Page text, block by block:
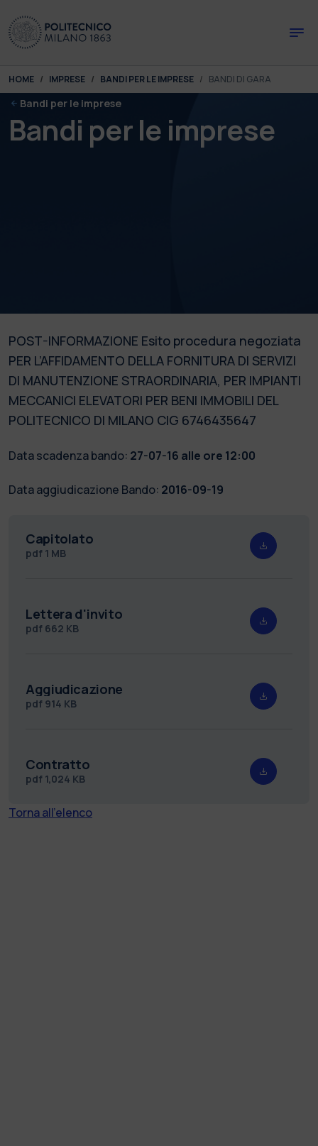
You are here:
HOME IMPRESE BANDI PER LE IMPRESE BANDI DI GARA
Bandi per le imprese
Bandi per le imprese
POST-INFORMAZIONE Esito procedura negoziata
PER L’AFFIDAMENTO DELLA FORNITURA DI SERVIZI
DI MANUTENZIONE STRAORDINARIA, PER IMPIANTI
MECCANICI ELEVATORI PER BENI IMMOBILI DEL
POLITECNICO DI MILANO CIG 6746435647
Data scadenza bando: 27-07-16 alle ore 12:00
Data aggiudicazione Bando: 2016-09-19
Capitolato
pdf 1 MB
Lettera d'invito
pdf 662 KB
Aggiudicazione
pdf 914 KB
Contratto
pdf 1,024 KB
Torna all'elenco